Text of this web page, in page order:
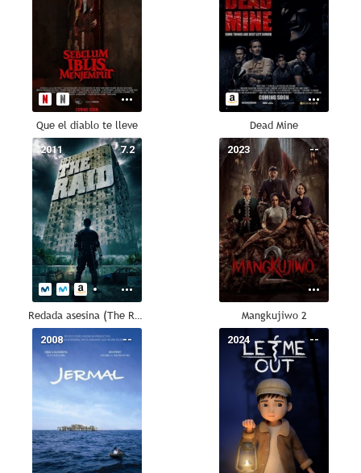
Que el diablo te lleve Dead Mine
7.2
2011
Redada asesina (The Raid)
--
2023
Mangkujiwo 2
--
2008 --
2024